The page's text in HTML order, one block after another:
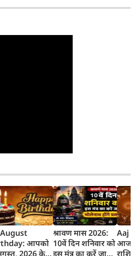
किसे
आपको
2026 के
श्रावण मास 2026:
10वें दिन शनिवार को
इस मंत्र का करें जाप,
Aaj
आज